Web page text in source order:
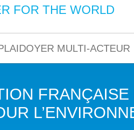
FOR THE WORLD
MULTI-ACTEUR
AQUATIQUE ET SOLUTIONS
FRANÇAISE